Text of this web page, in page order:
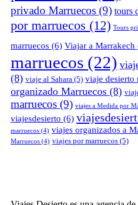
privado Marruecos (9) tours
por marruecos (12) Tours
marruecos (6) Viajar a Marrakech
marruecos (22)
(8) viaje al Sahara (5) viaje desierto
organizado Marruecos (8)
marruecos (9) viajes a Medida por
viajesdesierto (6)
marruecos (4) viajes organizados a
Marruecos (4) viajes por marruecos (5)